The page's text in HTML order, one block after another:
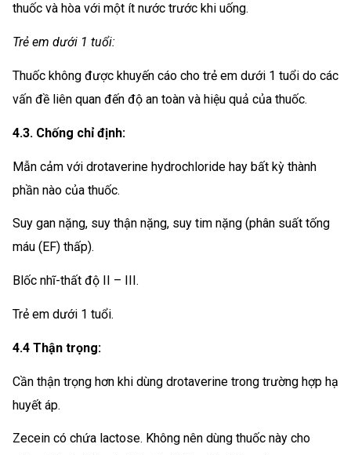
thuốc và hòa với một ít nước trước khi uống.
Trẻ em dưới 1 tuổi:
Thuốc không được khuyến cáo cho trẻ em dưới 1 tuổi do các
vấn đề liên quan đến độ an toàn và hiệu quả của thuốc.
4.3. Chống chỉ định:
Mẫn cảm với drotaverine hydrochloride hay bất kỳ thành
phần nào của thuốc.
Suy gan nặng, suy thận nặng, suy tim nặng (phân suất tống
máu (EF) thấp).
Blốc nhĩ-thất độ II – III.
Trẻ em dưới 1 tuổi.
4.4 Thận trọng:
Cần thận trọng hơn khi dùng drotaverine trong trường hợp hạ
huyết áp.
Zecein có chứa lactose. Không nên dùng thuốc này cho